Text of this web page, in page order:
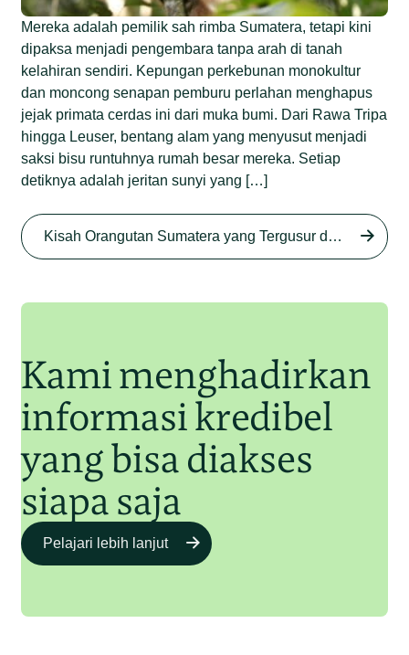
Sumatera di Rawa Tripa
Junaidi Hanafiah 27 Agu 2025
Begini Modus Perburuan
Mereka adalah pemilik sah rimba Sumatera, tetapi kini
dipaksa menjadi pengembara tanpa arah di tanah
kelahiran sendiri. Kepungan perkebunan monokultur
dan moncong senapan pemburu perlahan menghapus
jejak primata cerdas ini dari muka bumi. Dari Rawa Tripa
hingga Leuser, bentang alam yang menyusut menjadi
saksi bisu runtuhnya rumah besar mereka. Setiap
detiknya adalah jeritan sunyi yang […]
Kisah Orangutan Sumatera yang Tergusur dari Rumah Sendiri series
Kami menghadirkan
informasi kredibel
yang bisa diakses
siapa saja
Pelajari lebih lanjut